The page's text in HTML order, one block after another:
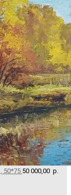
50*75 50 000,00 р.